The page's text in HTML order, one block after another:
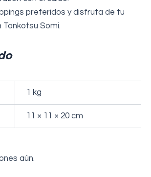
preferidos y disfruta de tu
Somi.
1 kg
11 × 11 × 20 cm
aún.